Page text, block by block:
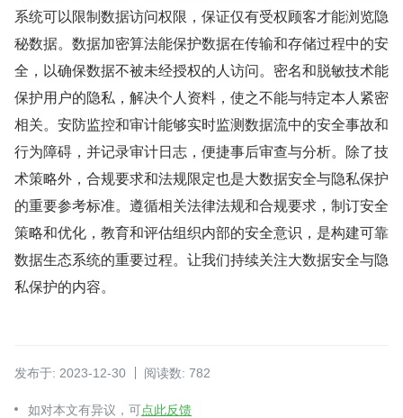
系统可以限制数据访问权限，保证仅有受权顾客才能浏览隐
秘数据。数据加密算法能保护数据在传输和存储过程中的安
全，以确保数据不被未经授权的人访问。密名和脱敏技术能
保护用户的隐私，解决个人资料，使之不能与特定本人紧密
相关。安防监控和审计能够实时监测数据流中的安全事故和
行为障碍，并记录审计日志，便捷事后审查与分析。除了技
术策略外，合规要求和法规限定也是大数据安全与隐私保护
的重要参考标准。遵循相关法律法规和合规要求，制订安全
策略和优化，教育和评估组织内部的安全意识，是构建可靠
数据生态系统的重要过程。让我们持续关注大数据安全与隐
私保护的内容。
发布于: 2023-12-30 阅读数: 782
如对本文有异议，可点此反馈